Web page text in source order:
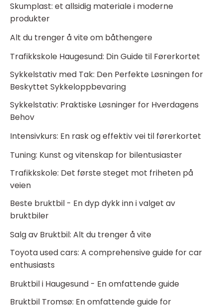
Skumplast: et allsidig materiale i moderne
produkter
Alt du trenger å vite om båthengere
Trafikkskole Haugesund: Din Guide til Førerkortet
Sykkelstativ med Tak: Den Perfekte Løsningen for
Beskyttet Sykkeloppbevaring
Sykkelstativ: Praktiske Løsninger for Hverdagens
Behov
Intensivkurs: En rask og effektiv vei til førerkortet
Tuning: Kunst og vitenskap for bilentusiaster
Trafikkskole: Det første steget mot friheten på
veien
Beste bruktbil - En dyp dykk inn i valget av
bruktbiler
Salg av Bruktbil: Alt du trenger å vite
Toyota used cars: A comprehensive guide for car
enthusiasts
Bruktbil i Haugesund - En omfattende guide
Bruktbil Tromsø: En omfattende guide for